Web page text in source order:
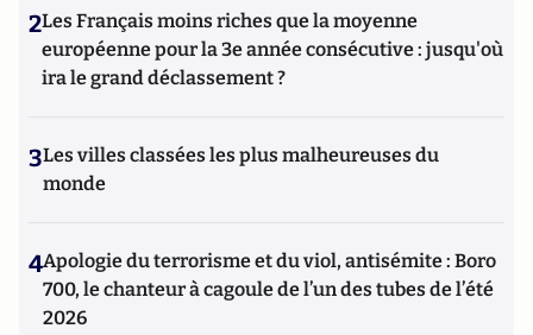
2Les Français moins riches que la moyenne
européenne pour la 3e année consécutive : jusqu'où
ira le grand déclassement ?
3Les villes classées les plus malheureuses du
monde
4Apologie du terrorisme et du viol, antisémite : Boro
700, le chanteur à cagoule de l’un des tubes de l’été
2026